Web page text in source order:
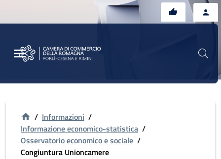
/ Informazioni /
Informazione economico-statistica /
Osservatorio economico e sociale /
Congiuntura Unioncamere